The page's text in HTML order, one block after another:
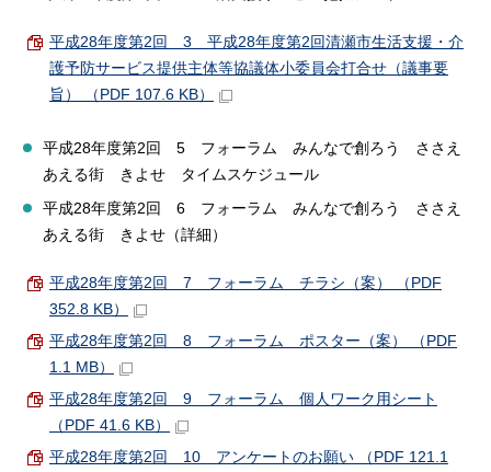
平成28年度第2回 3 平成28年度第2回清瀬市生活支援・介
護予防サービス提供主体等協議体小委員会打合せ（議事要
旨） （PDF 107.6 KB）
平成28年度第2回 5 フォーラム みんなで創ろう ささえ
あえる街 きよせ タイムスケジュール
平成28年度第2回 6 フォーラム みんなで創ろう ささえ
あえる街 きよせ（詳細）
平成28年度第2回 7 フォーラム チラシ（案） （PDF
352.8 KB）
平成28年度第2回 8 フォーラム ポスター（案） （PDF
1.1 MB）
平成28年度第2回 9 フォーラム 個人ワーク用シート
（PDF 41.6 KB）
平成28年度第2回 10 アンケートのお願い （PDF 121.1